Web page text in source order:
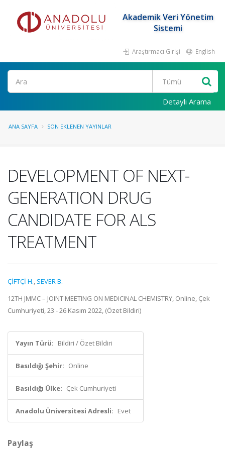
Akademik Veri Yönetim
Sistemi
Araştırmacı Girişi English
Ara
Detaylı Arama
ANA SAYFA SON EKLENEN YAYINLAR
DEVELOPMENT OF NEXT-
GENERATION DRUG
CANDIDATE FOR ALS
TREATMENT
ÇİFTÇİ H., SEVER B.
12TH JMMC – JOINT MEETING ON MEDICINAL CHEMISTRY, Online, Çek
Cumhuriyeti, 23 - 26 Kasım 2022, (Özet Bildiri)
Yayın Türü: Bildiri / Özet Bildiri
Basıldığı Şehir: Online
Basıldığı Ülke: Çek Cumhuriyeti
Anadolu Üniversitesi Adresli: Evet
Paylaş